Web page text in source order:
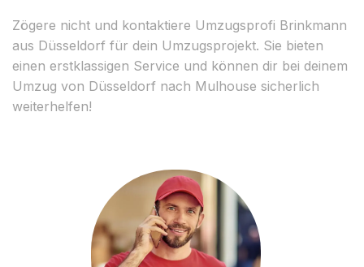
Zögere nicht und kontaktiere Umzugsprofi Brinkmann
aus Düsseldorf für dein Umzugsprojekt. Sie bieten
einen erstklassigen Service und können dir bei deinem
Umzug von Düsseldorf nach Mulhouse sicherlich
weiterhelfen!